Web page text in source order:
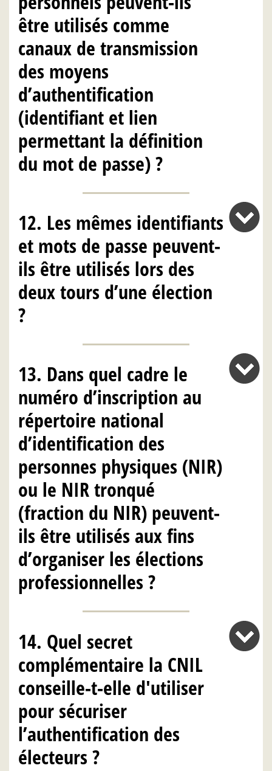
être utilisés comme
canaux de transmission
des moyens
d’authentification
(identifiant et lien
permettant la définition
du mot de passe) ?
12. Les mêmes identifiants
et mots de passe peuvent-
ils être utilisés lors des
deux tours d’une élection
?
13. Dans quel cadre le
numéro d’inscription au
répertoire national
d’identification des
personnes physiques (NIR)
ou le NIR tronqué
(fraction du NIR) peuvent-
ils être utilisés aux fins
d’organiser les élections
professionnelles ?
14. Quel secret
complémentaire la CNIL
conseille-t-elle d'utiliser
pour sécuriser
l’authentification des
électeurs ?